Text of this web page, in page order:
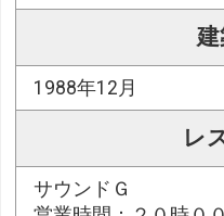
建
1988年12月
レ
サウンドＧ